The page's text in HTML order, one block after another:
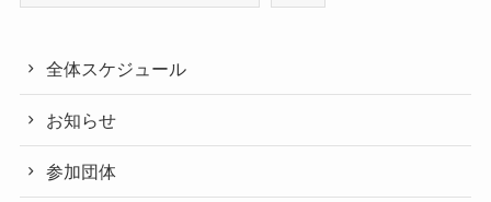
全体スケジュール
お知らせ
参加団体